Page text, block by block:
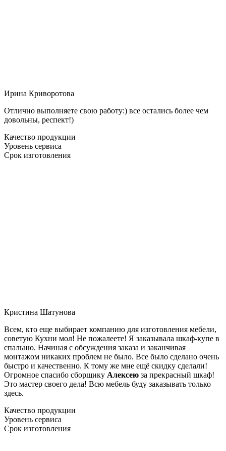
Ирина Криворотова
Отлично выполняете свою работу:) все остались более чем
довольны, респект!)
Качество продукции
Уровень сервиса
Срок изготовления
Кристина Шатунова
Всем, кто еще выбирает компанию для изготовления мебели,
советую Кухни мол! Не пожалеете! Я заказывала шкаф-купе в
спальню. Начиная с обсуждения заказа и заканчивая
монтажом никаких проблем не было. Все было сделано очень
быстро и качественно. К тому же мне ещё скидку сделали!
Огромное спасибо сборщику Алексею за прекрасный шкаф!
Это мастер своего дела! Всю мебель буду заказывать только
здесь.
Качество продукции
Уровень сервиса
Срок изготовления